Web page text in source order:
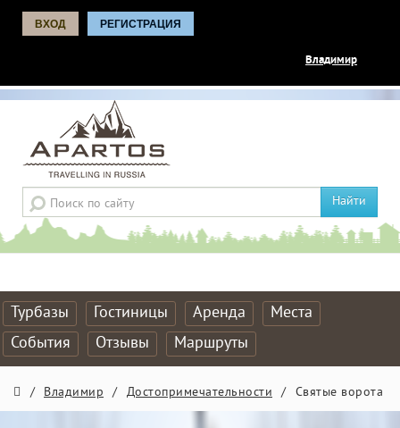
ВХОД РЕГИСТРАЦИЯ
Владимир
Найти
Турбазы Гостиницы Аренда
Места
События
Отзывы Маршруты
/ Владимир / Достопримечательности / Святые ворота